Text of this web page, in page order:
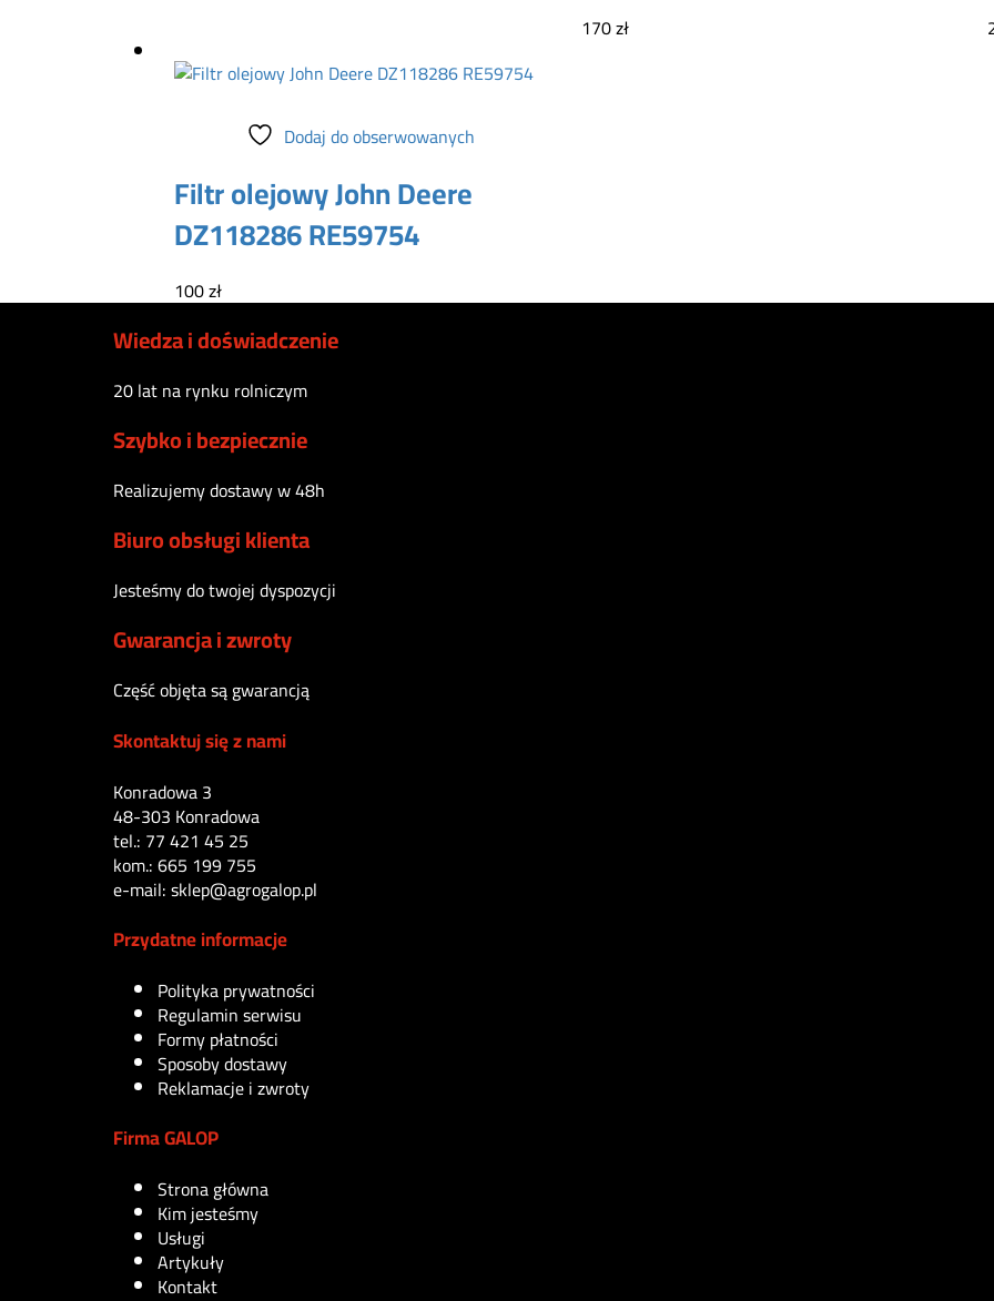
170zł
Dodaj do obserwowanych
Filtr olejowy John Deere
DZ118286 RE59754
100zł
Wiedza i doświadczenie
20 lat na rynku rolniczym
Szybko i bezpiecznie
Realizujemy dostawy w 48h
Biuro obsługi klienta
Jesteśmy do twojej dyspozycji
Gwarancja i zwroty
Część objęta są gwarancją
Skontaktuj się z nami
Konradowa 3
48-303 Konradowa
tel.: 77 421 45 25
kom.: 665 199 755
e-mail: sklep@agrogalop.pl
Przydatne informacje
Polityka prywatności
Regulamin serwisu
Formy płatności
Sposoby dostawy
Reklamacje i zwroty
Firma GALOP
Strona główna
Kim jesteśmy
Usługi
Artykuły
Kontakt